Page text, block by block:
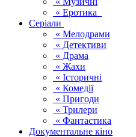
« Еротика
Серіали
« Мелодрами
« Детективи
« Драма
« Жахи
« Історичні
« Комедії
« Пригоди
« Трилери
« Фантастика
Документальне кіно